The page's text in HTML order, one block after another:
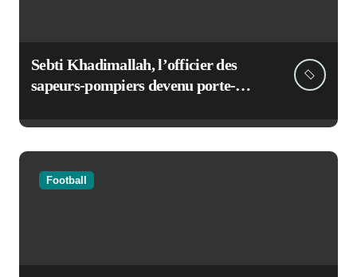
Sebti Khadimallah, l’officier des
sapeurs-pompiers devenu porte-
Football